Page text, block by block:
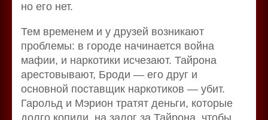
но его нет.
Тем временем и у друзей возникают
проблемы: в городе начинается война
мафии, и наркотики исчезают. Тайрона
арестовывают, Броди — его друг и
основной поставщик наркотиков — убит.
Гарольд и Мэрион тратят деньги, которые
долго копили, на залог за Тайрона, чтобы